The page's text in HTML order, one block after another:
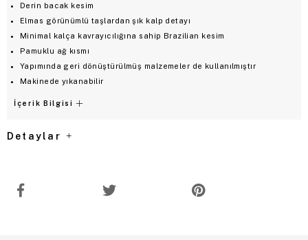
Derin bacak kesim
Elmas görünümlü taşlardan şık kalp detayı
Minimal kalça kavrayıcılığına sahip Brazilian kesim
Pamuklu ağ kısmı
Yapımında geri dönüştürülmüş malzemeler de kullanılmıştır
Makinede yıkanabilir
İçerik Bilgisi
Detaylar